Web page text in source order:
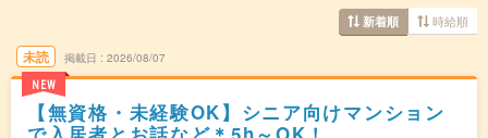
新着順 時給順
未読
NEW
掲載日 2026/08/07
【無資格・未経験OK】シニア向けマンション